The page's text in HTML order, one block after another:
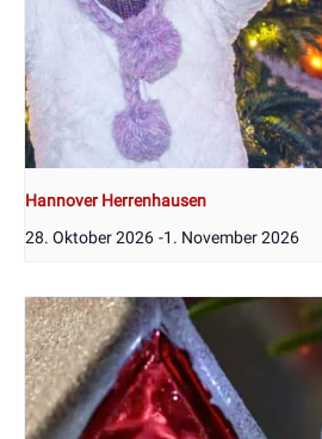
Hannover Herrenhausen
28. Oktober 2026 -1. November 2026